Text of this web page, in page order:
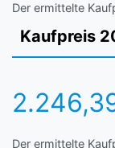
Der ermittelte
Kaufpreis
Der ermittelte